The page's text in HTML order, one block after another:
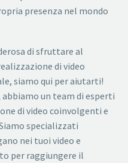
presenza nel mondo
di sfruttare al
di video
siamo qui per aiutarti!
abbiamo un team di esperti
di video coinvolgenti e
specializzati
nei tuoi video e
per raggiungere il